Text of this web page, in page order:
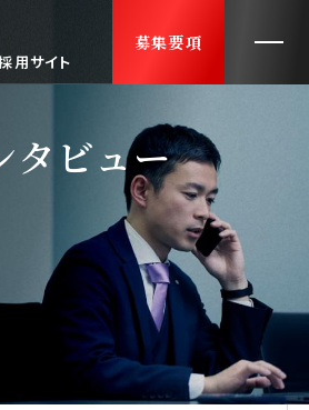
用サイト
募集要項
ー INTERVIEWS
タビュー